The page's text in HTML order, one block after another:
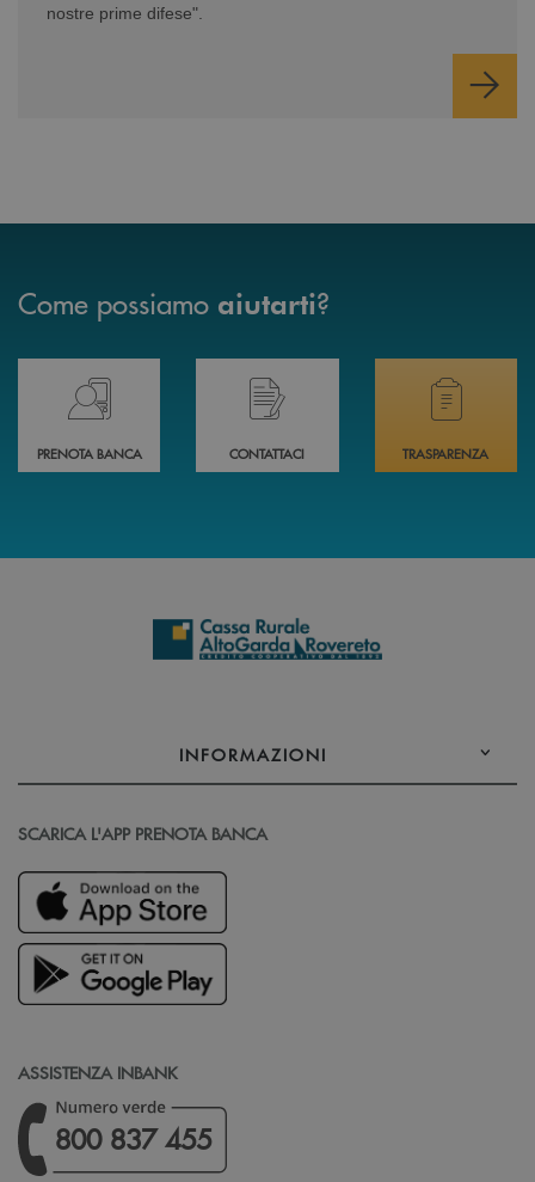
nostre prime difese".
Come possiamo aiutarti?
Prenota il tuo appuntamento in Filiale direttamente da casa 24h su 24h
PRENOTA BANCA
Hai bisogno di assistenza immediata?
CONTATTACI
Hai bisogno di
TRASPARENZA
INFORMAZIONI
SCARICA L'APP PRENOTA BANCA
ASSISTENZA INBANK
800 837 455